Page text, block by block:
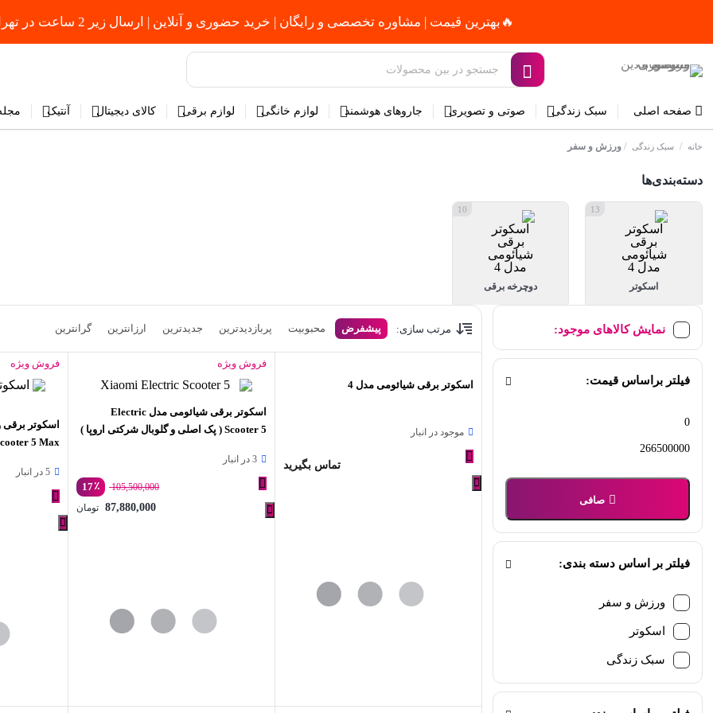
🔥بهترین قیمت | مشاوره تخصصی و رایگان | خرید حضوری و آنلاین | ارسال زیر 2 ساعت در تهران ⏳
صفحه اصلی سبک زندگی صوتی و تصویری جاروهای هوشمند لوازم خانگی لوازم برقی کالای دیجیتال آنتیک مجله
خانه / سبک زندگی /ورزش و سفر
دسته‌بندی‌ها
اسکوتر
13
دوچرخه برقی
10
نمایش کالاهای موجود:
فیلتر براساس قیمت:
حداقل
قیمت
حداكثر
قيمت
صافی
فیلتر بر اساس دسته بندی:
ورزش و سفر
اسکوتر
سبک زندگی
مرتب سازی: پیشفرض محبوبیت پربازدیدترین جدیدترین ارزانترین گرانترین
اسکوتر برقی شیائومی مدل 4
موجود در انبار
تماس بگیرید
فروش ویژه
اسکوتر برقی شیائومی مدل Electric
Scooter 5 ( پک اصلی و گلوبال شرکتی اروپا )
3 در انبار
٪17 105,500,000
قیمت
اصلی:
87,880,000 تومان
قیمت
فعلی:
فروش ویژه
5 در انبار